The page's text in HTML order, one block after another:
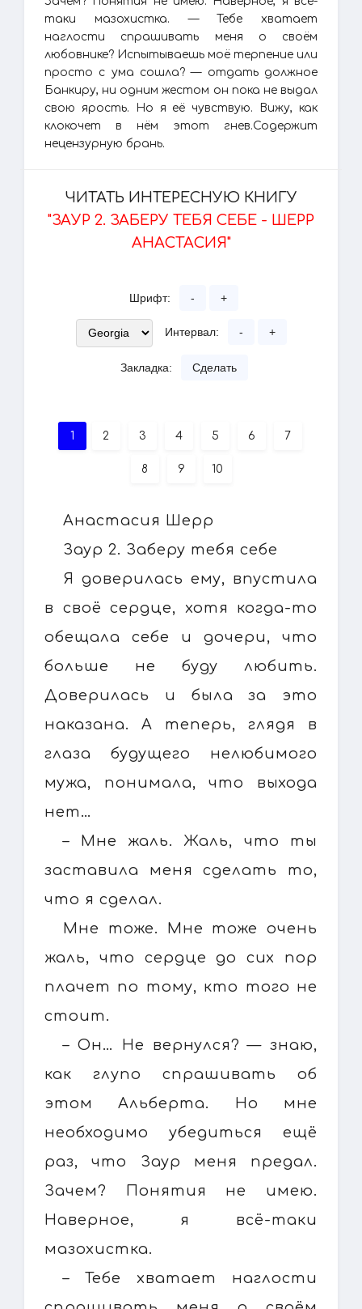
таки мазохистка. — Тебе хватает
наглости спрашивать меня о своём
любовнике? Испытываешь моё терпение или
просто с ума сошла? — отдать должное
Банкиру, ни одним жестом он пока не выдал
свою ярость. Но я её чувствую. Вижу, как
клокочет в нём этот гнев.Содержит
нецензурную брань.
ЧИТАТЬ ИНТЕРЕСНУЮ КНИГУ
"ЗАУР 2. ЗАБЕРУ ТЕБЯ СЕБЕ - ШЕРР
АНАСТАСИЯ"
Шрифт: - +
Интервал: - +
Закладка: Сделать
1 2 3 4 5 6 7
8 9 10
Анастасия Шерр
Заур 2. Заберу тебя себе
Я доверилась ему, впустила
в своё сердце, хотя когда-то
обещала себе и дочери, что
больше не буду любить.
Доверилась и была за это
наказана. А теперь, глядя в
глаза будущего нелюбимого
мужа, понимала, что выхода
нет…
– Мне жаль. Жаль, что ты
заставила меня сделать то,
что я сделал.
Мне тоже. Мне тоже очень
жаль, что сердце до сих пор
плачет по тому, кто того не
стоит.
– Он… Не вернулся? — знаю,
как глупо спрашивать об
этом Альберта. Но мне
необходимо убедиться ещё
раз, что Заур меня предал.
Зачем? Понятия не имею.
Наверное, я всё-таки
мазохистка.
– Тебе хватает наглости